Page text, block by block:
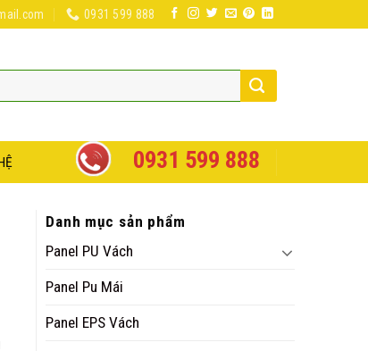
0931 599 888
0931 599 888
Danh mục sản phẩm
Panel PU Vách
Panel Pu Mái
Panel EPS Vách